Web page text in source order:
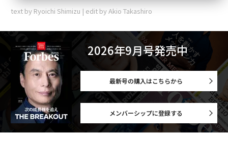
text by Ryoichi Shimizu | edit by Akio Takashiro
2026年9月号発売中
最新号の購入はこちらから
メンバーシップに登録する